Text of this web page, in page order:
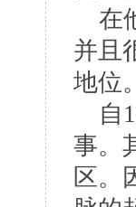
在
并且
地位。
自
事。
区。